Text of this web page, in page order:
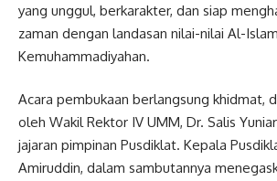
yang unggul, berkarakter, dan siap
zaman dengan landasan nilai-nilai Al-
Kemuhammadiyahan.
Acara pembukaan berlangsung khidmat,
oleh Wakil Rektor IV UMM, Dr. Salis
jajaran pimpinan Pusdiklat. Kepala
Amiruddin, dalam sambutannya